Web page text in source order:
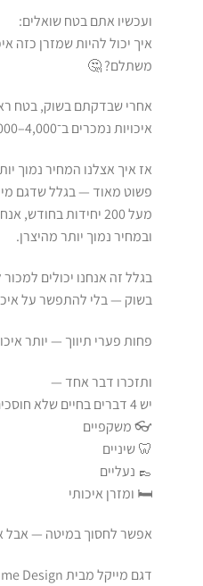
ועכשיו אתם בטח שואלים:
איך יכול להיות שמזרן כזה
משתלם? 🤔
אחרי שבדקתם בשוק, בטח
איכויות נמכרים ב־4,000–5,000 ₪ ואף יותר.
אז איך אצלנו המחיר נמוך
פשוט מאוד — בגלל שדגם
מעל 200 יחידות בחודש,
ובמחיר נמוך יותר מהיצרן.
בגלל זה אנחנו יכולים
בשוק — בלי להתפשר על
פחות פערי תיווך — יותר
ותזכרו דבר אחד —
יש 4 דברים בחיים שלא חוסכים בהם:
👓 משקפיים
🦷 שיניים
👞 נעליים
🛏️ ומזרן איכותי
אפשר לחסוך במיטה — אבל
דגם מייקל מבית Adams Home Design